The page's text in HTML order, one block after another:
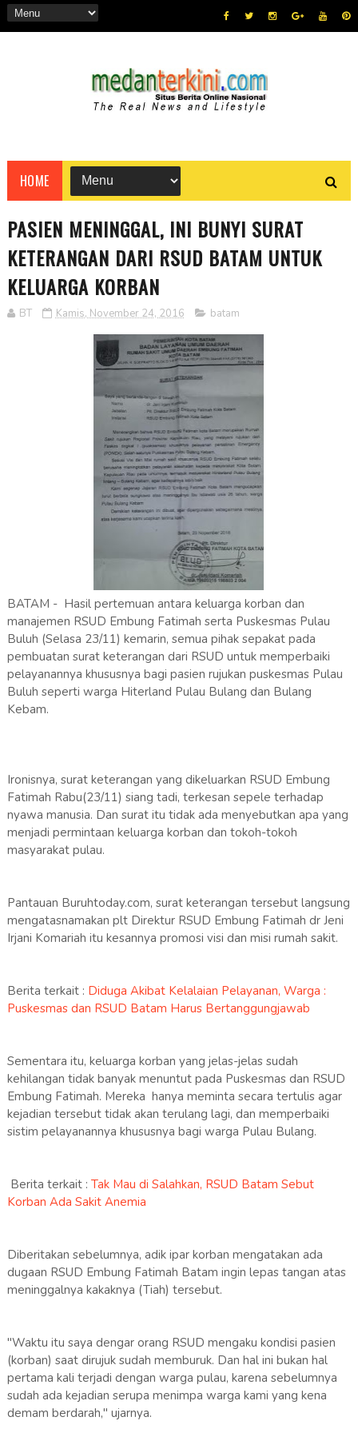
HOME
PASIEN MENINGGAL, INI BUNYI SURAT
KETERANGAN DARI RSUD BATAM UNTUK
KELUARGA KORBAN
BT Kamis, November 24, 2016 batam
BATAM - Hasil pertemuan antara keluarga korban dan
manajemen RSUD Embung Fatimah serta Puskesmas Pulau
Buluh (Selasa 23/11) kemarin, semua pihak sepakat pada
pembuatan surat keterangan dari RSUD untuk memperbaiki
pelayanannya khususnya bagi pasien rujukan puskesmas Pulau
Buluh seperti warga Hiterland Pulau Bulang dan Bulang
Kebam.
Ironisnya, surat keterangan yang dikeluarkan RSUD Embung
Fatimah Rabu(23/11) siang tadi, terkesan sepele terhadap
nyawa manusia. Dan surat itu tidak ada menyebutkan apa yang
menjadi permintaan keluarga korban dan tokoh-tokoh
masyarakat pulau.
Pantauan Buruhtoday.com, surat keterangan tersebut langsung
mengatasnamakan plt Direktur RSUD Embung Fatimah dr Jeni
Irjani Komariah itu kesannya promosi visi dan misi rumah sakit.
Berita terkait : Diduga Akibat Kelalaian Pelayanan, Warga :
Puskesmas dan RSUD Batam Harus Bertanggungjawab
Sementara itu, keluarga korban yang jelas-jelas sudah
kehilangan tidak banyak menuntut pada Puskesmas dan RSUD
Embung Fatimah. Mereka hanya meminta secara tertulis agar
kejadian tersebut tidak akan terulang lagi, dan memperbaiki
sistim pelayanannya khususnya bagi warga Pulau Bulang.
Berita terkait : Tak Mau di Salahkan, RSUD Batam Sebut
Korban Ada Sakit Anemia
Diberitakan sebelumnya, adik ipar korban mengatakan ada
dugaan RSUD Embung Fatimah Batam ingin lepas tangan atas
meninggalnya kakaknya (Tiah) tersebut.
"Waktu itu saya dengar orang RSUD mengaku kondisi pasien
(korban) saat dirujuk sudah memburuk. Dan hal ini bukan hal
pertama kali terjadi dengan warga pulau, karena sebelumnya
sudah ada kejadian serupa menimpa warga kami yang kena
demam berdarah," ujarnya.